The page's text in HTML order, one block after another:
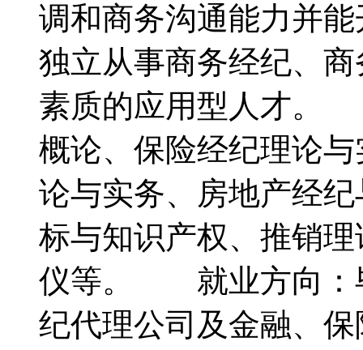
调和商务沟通能力并
独立从事商务经纪、
素质的应用型人才。
概论、保险经纪理论
论与实务、房地产经
标与知识产权、推销
仪等。 就业方向：
纪代理公司及金融、